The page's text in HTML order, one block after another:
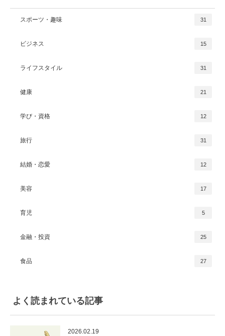
スポーツ・趣味 31
ビジネス 15
ライフスタイル 31
健康 21
学び・資格 12
旅行 31
結婚・恋愛 12
美容 17
育児 5
金融・投資 25
食品 27
よく読まれている記事
2026.02.19